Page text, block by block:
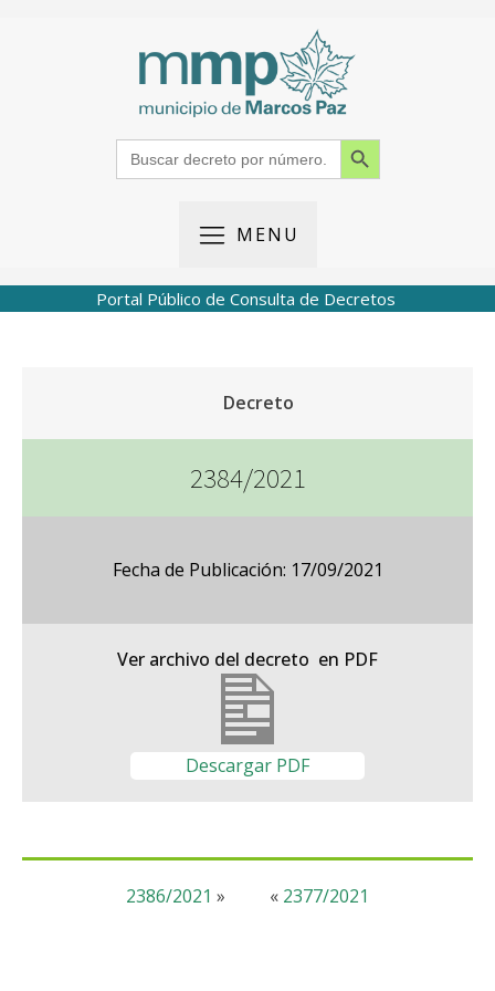
Search
for:
Search Button
MENU
Portal Público de Consulta de Decretos
Decreto
2384/2021
Fecha de Publicación: 17/09/2021
Ver archivo del decreto en PDF
Descargar PDF
« 2377/2021
2386/2021 »